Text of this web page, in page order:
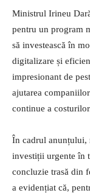
Ministrul Irineu
pentru un program
să investească în
digitalizare și
impresionant de
ajutarea
continue a
În cadrul anunțului,
investiții urgente în
concluzie trasă din
a evidențiat că,